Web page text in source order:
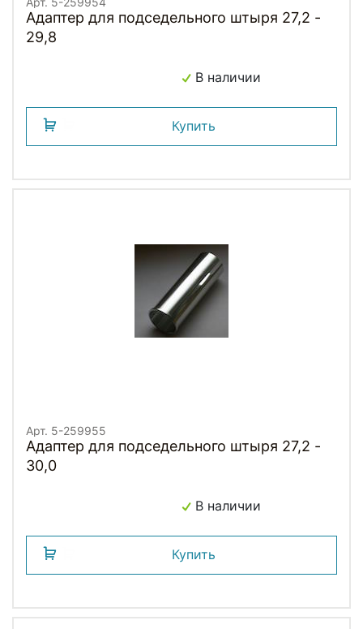
Адаптер для подседельного штыря 27,2 -
29,8
В наличии
Купить
Арт. 5-259955
Адаптер для подседельного штыря 27,2 -
30,0
В наличии
Купить